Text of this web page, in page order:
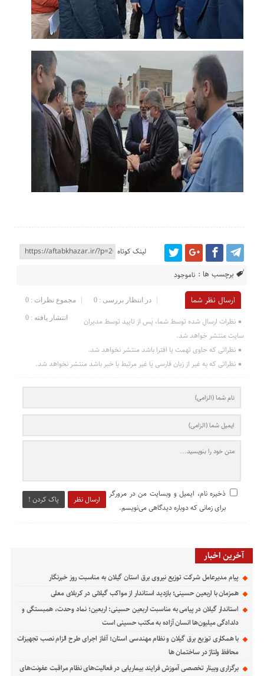
لینک کوتاه
برچسب ها : ناموجود
ارسال نظر شما مجموع نظرات : 0 در انتظار بررسی : 0
انتشار یافته : 0
نظرات ارسال شده توسط شما، پس از تایید توسط مدیران
سایت منتشر خواهد شد.
نظراتی که حاوی تهمت یا افترا باشد منتشر نخواهد شد.
نظراتی که به غیر از زبان فارسی یا غیر مرتبط با خبر باشد منتشر نخواهد شد.
ارسال نظر پاک کردن !
ذخیره نام، ایمیل و وبسایت من در مرورگر
برای زمانی که دوباره دیدگاهی می‌نویسم.
آخرین اخبار
پیام مدیرعامل شركت توزیع نیروی برق استان گیلان به مناسبت روز خبرنگار ‌
همزمان با اربعین حسینی؛ بازدید استاندار از مواکب گیلانی در کربلای معلی
استاندار گیلان در پیامی به مناسبت اربعین حسینی: اربعین؛ نماد وحدت، همبستگی و
دلدادگی میلیون‌ها انسان آزاده به مکتب حسینی است
با همکاری توزیع برق گیلان و نظام مهندسی استان؛ آغاز اجرای طرح الزام نصب تجهیزات
محافظ ولتاژ در ساختمان ها
برگزاری وبینار تخصصی آموزش فرایند بیماریابی در فعالیت‌های نظام مراقبت عفونت‌های